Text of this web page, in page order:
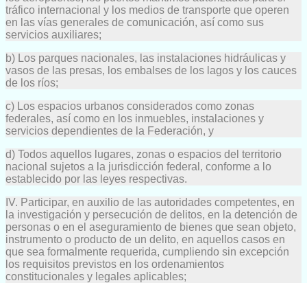
tráfico internacional y los medios de transporte que operen
en las vías generales de comunicación, así como sus
servicios auxiliares;
b) Los parques nacionales, las instalaciones hidráulicas y
vasos de las presas, los embalses de los lagos y los cauces
de los ríos;
c) Los espacios urbanos considerados como zonas
federales, así como en los inmuebles, instalaciones y
servicios dependientes de la Federación, y
d) Todos aquellos lugares, zonas o espacios del territorio
nacional sujetos a la jurisdicción federal, conforme a lo
establecido por las leyes respectivas.
IV. Participar, en auxilio de las autoridades competentes, en
la investigación y persecución de delitos, en la detención de
personas o en el aseguramiento de bienes que sean objeto,
instrumento o producto de un delito, en aquellos casos en
que sea formalmente requerida, cumpliendo sin excepción
los requisitos previstos en los ordenamientos
constitucionales y legales aplicables;